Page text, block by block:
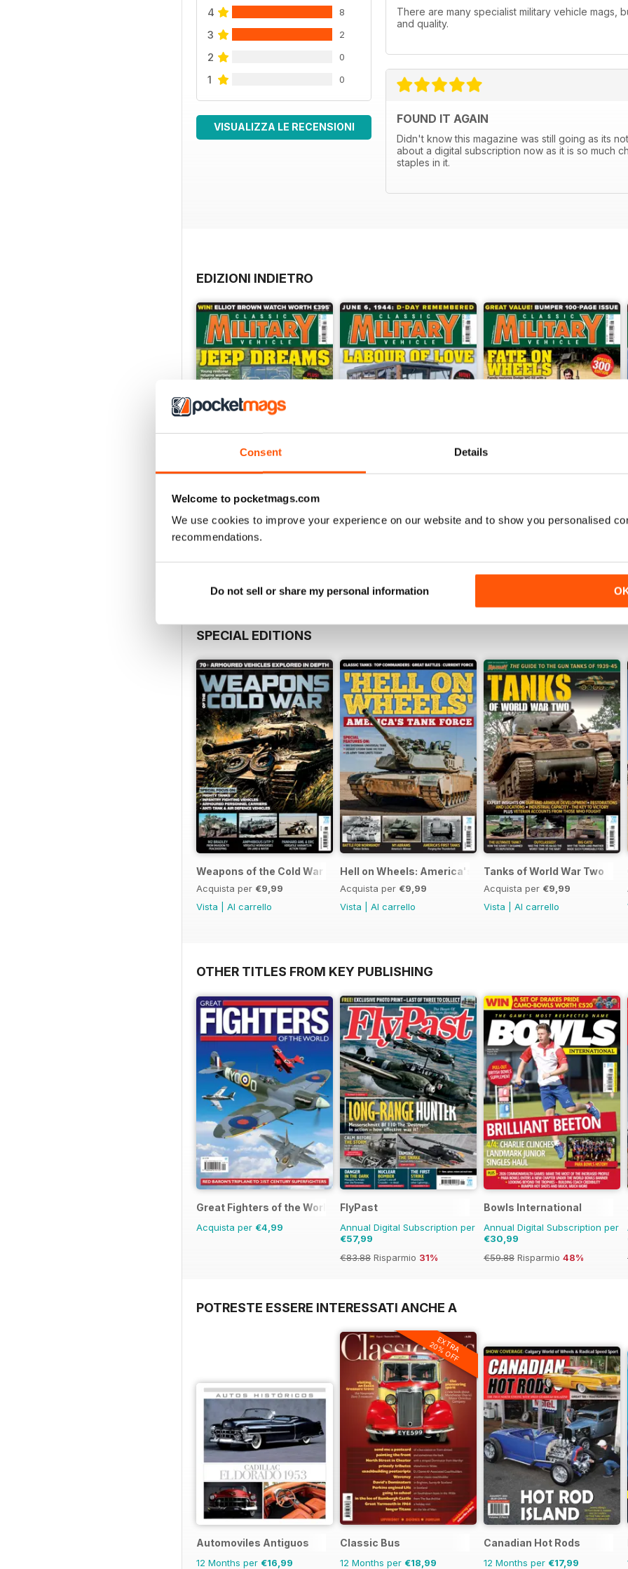
Consent Details
Welcome to pocketmags.com
We use cookies to improve your experience on our website and to show you personalised
recommendations.
Do not sell or share my personal information
4 8
3 2
2 0
1 0
VISUALIZZA LE RECENSIONI
There are many specialist military vehicle mags,
and quality.
FOUND IT AGAIN
Didn't know this magazine was still going as its
about a digital subscription now as it is so much
staples in it.
EDIZIONI INDIETRO
July 2026
Acquista per
June 2026 May 2026
SPECIAL EDITIONS
Weapons of the Cold War
Acquista per €9,99
Vista
Al carrello
Hell on Wheels: America's Tank Force
Acquista per €9,99
Vista
Al carrello
Tanks of World War Two
Acquista per €9,99
Vista
Al carrello
OTHER TITLES FROM KEY PUBLISHING
Great Fighters of the World
Acquista per €4,99
FlyPast
Annual Digital Subscription per
€57,99
€83.88 Risparmio 31%
Bowls International
Annual Digital Subscription per
€30,99
€59.88 Risparmio 48%
POTRESTE ESSERE INTERESSATI ANCHE A
Automoviles Antiguos
12 Months per €16,99
EXTRA
20% OFF
Classic Bus
12 Months per €18,99
Canadian Hot Rods
12 Months per €17,99